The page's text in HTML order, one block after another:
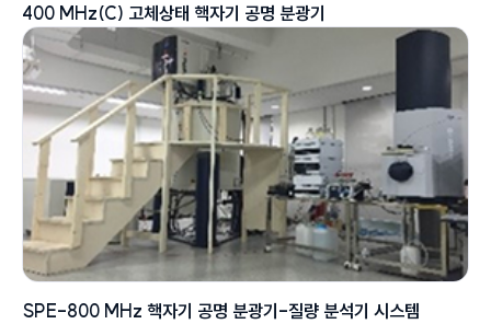
400 MHz(C) 고체상태 핵자기 공명 분광기
SPE-800 MHz 핵자기 공명 분광기-질량 분석기 시스템